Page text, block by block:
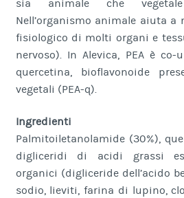
sia animale che
Nell’organismo animale aiuta a
fisiologico di molti organi e
nervoso). In Alevica, PEA è
quercetina, bioflavonoide
vegetali (PEA-q).
Ingredienti
Palmitoiletanolamide (30%),
digliceridi di acidi grassi
organici (digliceride dell’acido
sodio, lieviti, farina di lupino,